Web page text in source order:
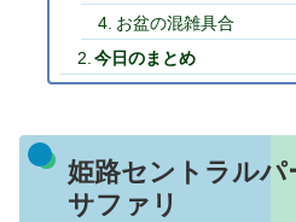
お盆の混雑具合
今日のまとめ
姫路セントラル
サファリ